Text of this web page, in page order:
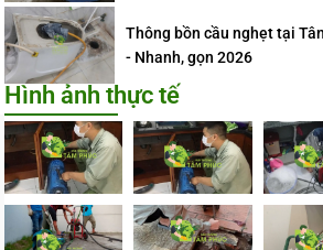
Thông bồn cầu nghẹt tại
- Nhanh, gọn 2026
Hình ảnh thực tế